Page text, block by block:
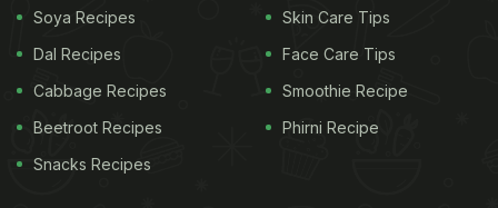
Soya Recipes
Dal Recipes
Cabbage Recipes
Beetroot Recipes
Snacks Recipes
Skin Care Tips
Face Care Tips
Smoothie Recipe
Phirni Recipe